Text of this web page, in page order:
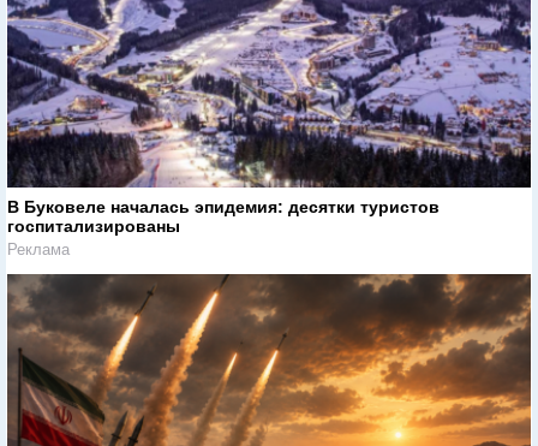
В Буковеле началась эпидемия: десятки туристов
госпитализированы
Реклама